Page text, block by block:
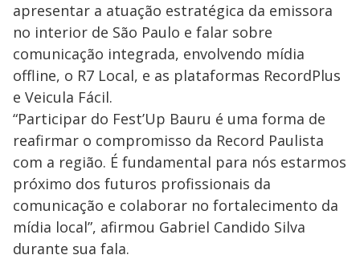
apresentar a atuação estratégica da emissora
no interior de São Paulo e falar sobre
comunicação integrada, envolvendo mídia
offline, o R7 Local, e as plataformas RecordPlus
e Veicula Fácil.
“Participar do Fest’Up Bauru é uma forma de
reafirmar o compromisso da Record Paulista
com a região. É fundamental para nós estarmos
próximo dos futuros profissionais da
comunicação e colaborar no fortalecimento da
mídia local”, afirmou Gabriel Candido Silva
durante sua fala.